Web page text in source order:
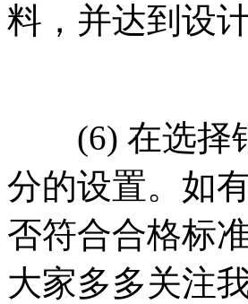
料，并达到设
(6) 在选择钢
分的设置。如
否符合合格标
大家多多关注